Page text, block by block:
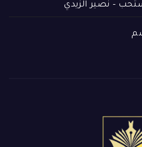
– نصير الزيدي